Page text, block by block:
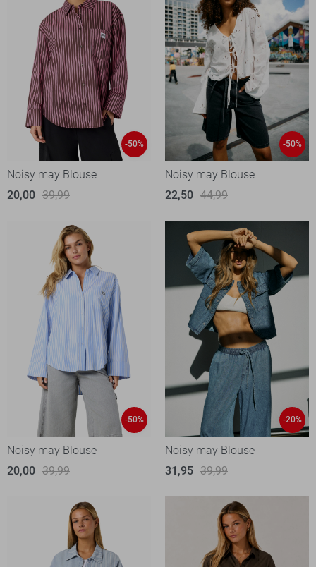
-50%
Noisy may Blouse
20,00 39,99
-50%
Noisy may Blouse
22,50 44,99
-50%
Noisy may Blouse
20,00 39,99
-20%
Noisy may Blouse
31,95 39,99